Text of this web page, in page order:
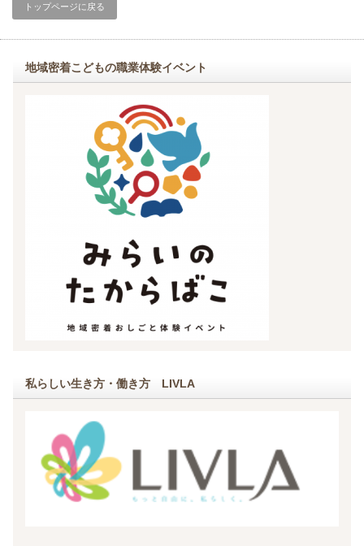
トップページに戻る
地域密着こどもの職業体験イベント
私らしい生き方・働き方 LIVLA